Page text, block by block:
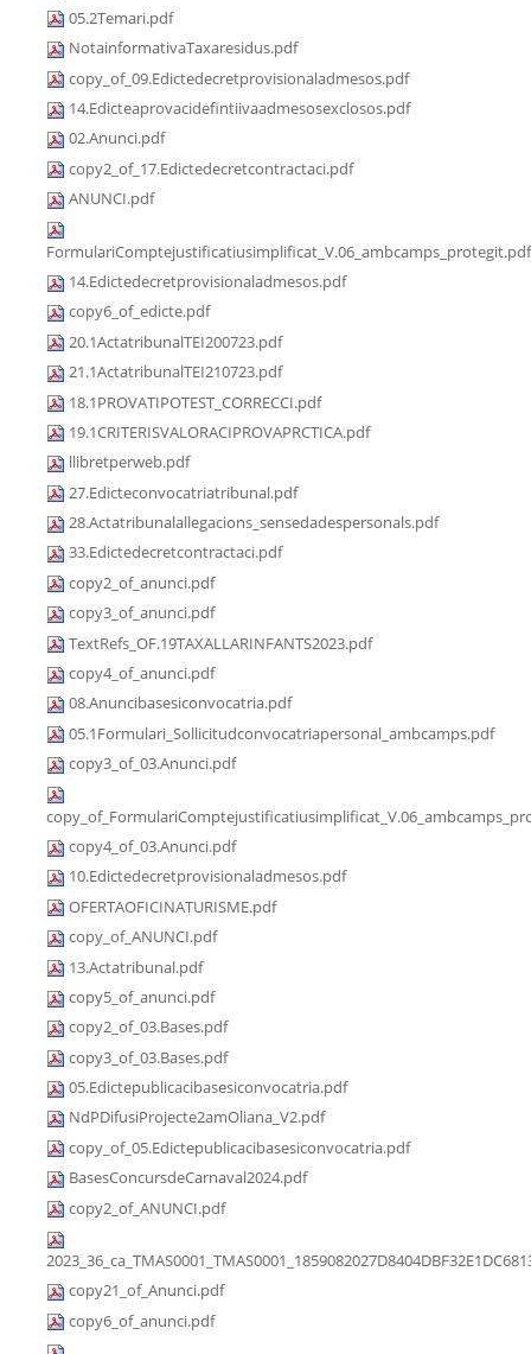
05.2Temari.pdf
NotainformativaTaxaresidus.pdf
copy_of_09.Edictedecretprovisionaladmesos.pdf
14.Edicteaprovacidefintiivaadmesosexclosos.pdf
02.Anunci.pdf
copy2_of_17.Edictedecretcontractaci.pdf
ANUNCI.pdf
FormulariComptejustificatiusimplificat_V.06_ambcamps_protegit.pdf
14.Edictedecretprovisionaladmesos.pdf
copy6_of_edicte.pdf
20.1ActatribunalTEI200723.pdf
21.1ActatribunalTEI210723.pdf
18.1PROVATIPOTEST_CORRECCI.pdf
19.1CRITERISVALORACIPROVAPRCTICA.pdf
llibretperweb.pdf
27.Edicteconvocatriatribunal.pdf
28.Actatribunalallegacions_sensedadespersonals.pdf
33.Edictedecretcontractaci.pdf
copy2_of_anunci.pdf
copy3_of_anunci.pdf
TextRefs_OF.19TAXALLARINFANTS2023.pdf
copy4_of_anunci.pdf
08.Anuncibasesiconvocatria.pdf
05.1Formulari_Sollicitudconvocatriapersonal_ambcamps.pdf
copy3_of_03.Anunci.pdf
copy4_of_03.Anunci.pdf
10.Edictedecretprovisionaladmesos.pdf
OFERTAOFICINATURISME.pdf
copy_of_ANUNCI.pdf
13.Actatribunal.pdf
copy5_of_anunci.pdf
copy2_of_03.Bases.pdf
copy3_of_03.Bases.pdf
05.Edictepublicacibasesiconvocatria.pdf
NdPDifusiProjecte2amOliana_V2.pdf
copy_of_05.Edictepublicacibasesiconvocatria.pdf
BasesConcursdeCarnaval2024.pdf
copy2_of_ANUNCI.pdf
copy21_of_Anunci.pdf
copy6_of_anunci.pdf